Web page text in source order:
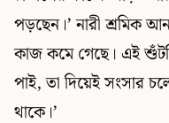
পড়ছেন।’ নারী শ্রমিক
কাজ কমে গেছে। এই
পাই, তা দিয়েই সংসার
থাকে।’